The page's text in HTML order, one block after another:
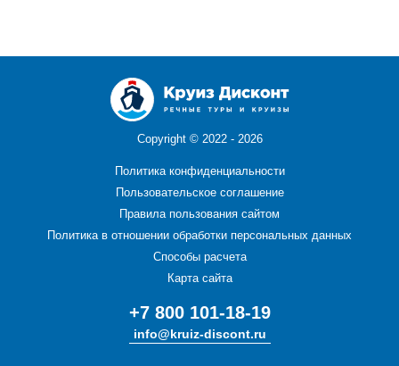
Copyright © 2022 - 2026
Политика конфиденциальности
Пользовательское соглашение
Правила пользования сайтом
Политика в отношении обработки персональных данных
Способы расчета
Карта сайта
+7 800 101-18-19
info@kruiz-discont.ru